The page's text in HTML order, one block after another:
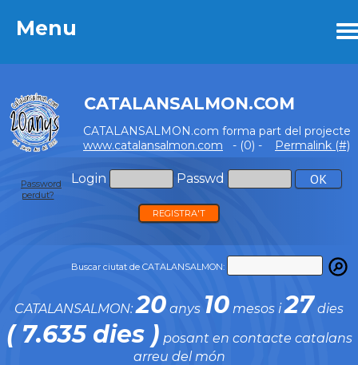
Menu
CATALANSALMON.COM
CATALANSALMON.com forma part del projecte
www.catalansalmon.com - (0) - Permalink (#)
Login Passwd
Password
perdut?
REGISTRA'T
Buscar ciutat de CATALANSALMON:
CATALANSALMON:20 anys 10 mesos i27 dies
( 7.635 dies ) posant en contacte catalans
arreu del món
Menu